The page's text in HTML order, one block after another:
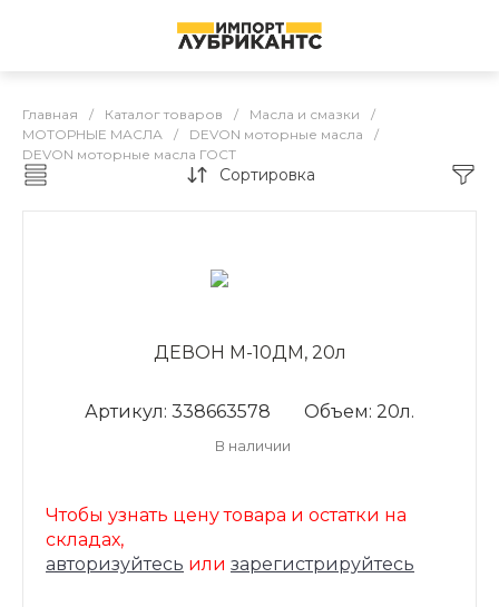
Главная / Каталог товаров / Масла и смазки
/
МОТОРНЫЕ МАСЛА
/ DEVON моторные масла
/
DEVON моторные масла ГОСТ
DEVON моторные масла ГОСТ
Сортировка
ДЕВОН М-10ДМ, 20л
Артикул: 338663578 Объем: 20л.
В наличии
Чтобы узнать цену товара и остатки на
складах,
авторизуйтесь или зарегистрируйтесь